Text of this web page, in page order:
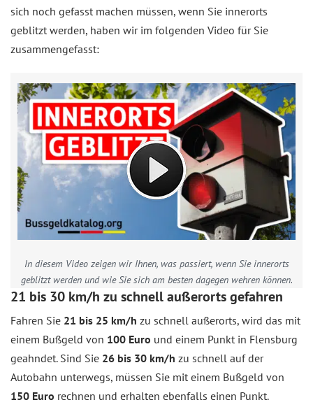
sich noch gefasst machen müssen, wenn Sie innerorts
geblitzt werden, haben wir im folgenden Video für Sie
zusammengefasst:
In diesem Video zeigen wir Ihnen, was passiert, wenn Sie innerorts
geblitzt werden und wie Sie sich am besten dagegen wehren können.
21 bis 30 km/h zu schnell außerorts gefahren
Fahren Sie 21 bis 25 km/h zu schnell außerorts, wird das mit
einem Bußgeld von 100 Euro und einem Punkt in Flensburg
geahndet. Sind Sie 26 bis 30 km/h zu schnell auf der
Autobahn unterwegs, müssen Sie mit einem Bußgeld von
150 Euro rechnen und erhalten ebenfalls einen Punkt.